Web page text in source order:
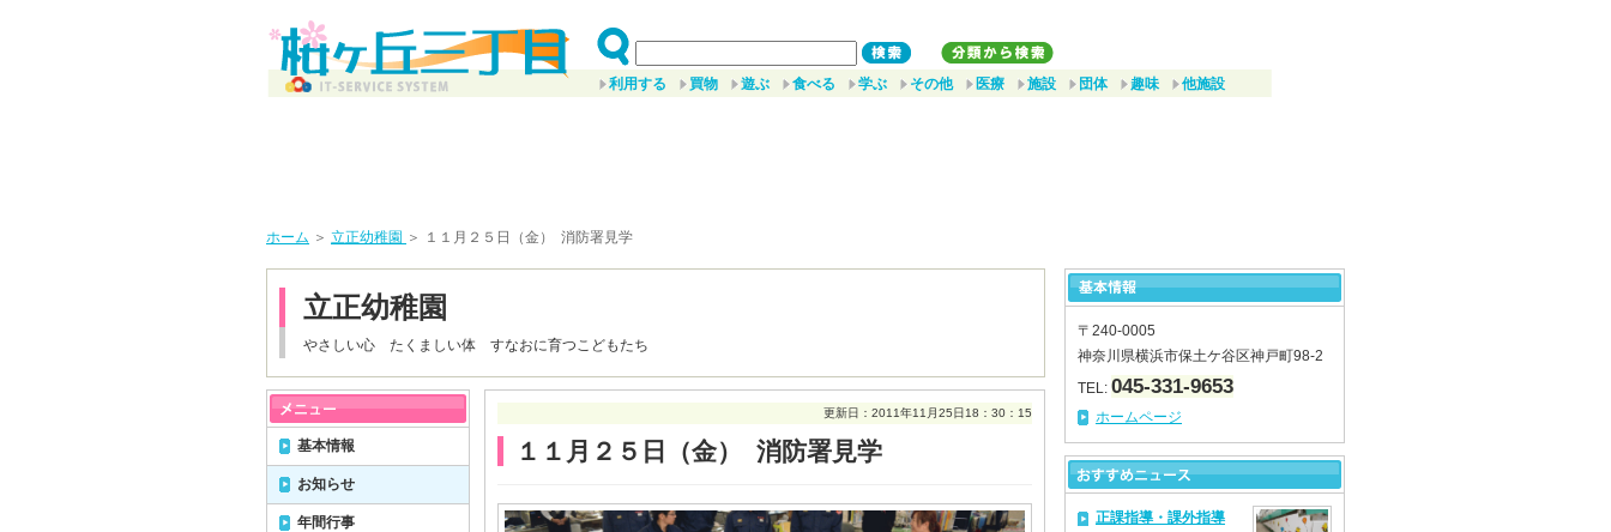
利用する 買物 遊ぶ 食べる 学ぶ その他 医療 施設 団体 趣味 他施設
ホーム ＞ 立正幼稚園 ＞ １１月２５日（金） 消防署見学
立正幼稚園
やさしい心 たくましい体 すなおに育つこどもたち
更新日：2011年11月25日18：30：15
１１月２５日（金） 消防署見学
基本情報
お知らせ
年間行事
〒240-0005
神奈川県横浜市保土ケ谷区神戸町98-2
TEL: 045-331-9653
ホームページ
正課指導・課外指導